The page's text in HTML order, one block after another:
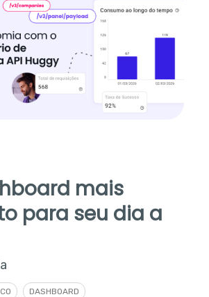
mais
para seu dia a
DASHBOARD